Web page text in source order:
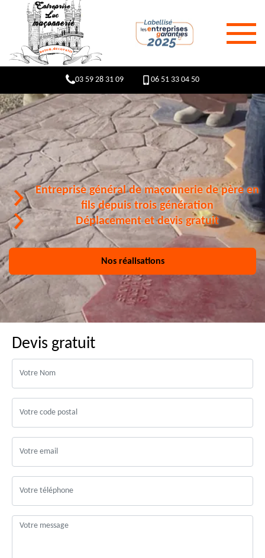
03 59 28 31 09 06 51 33 04 50
Entreprise général de maçonnerie de père en
fils depuis trois génération
Déplacement et devis gratuit
Nos réalisations
Devis gratuit